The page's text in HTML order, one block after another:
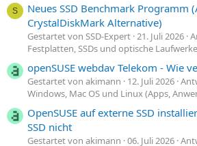
S
Neues SSD Benchmark Programm
CrystalDiskMark Alternative)
Gestartet von SSD-Expert 21. Juli 2026
Festplatten, SSDs und optische Laufwerke
openSUSE webdav Telekom - Wie
Gestartet von akimann 12. Juli 2026
Windows, Mac OS und Linux (Apps,
OpenSUSE auf externe SSD
SSD nicht
Gestartet von akimann 06. Juli 2026